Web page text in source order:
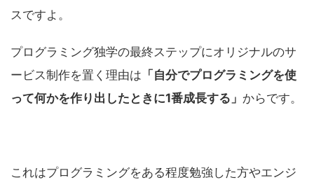
スですよ。
プログラミング独学の最終ステップにオリジナルのサ
ービス制作を置く理由は 「自分でプログラミングを使
って何かを作り出したときに1番成長する」 からです。
これはプログラミングをある程度勉強した方やエンジ